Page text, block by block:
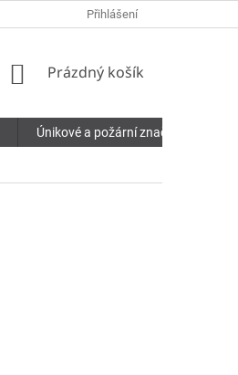
Přihlášení
NÁKUPNÍ
Prázdný košík
Únikové a požární značení